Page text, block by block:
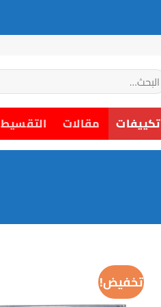
البحث
عن:
تكييفات مقالات التقسيط
تخفيض!